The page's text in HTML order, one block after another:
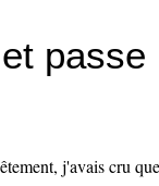
passe
j'avais cru